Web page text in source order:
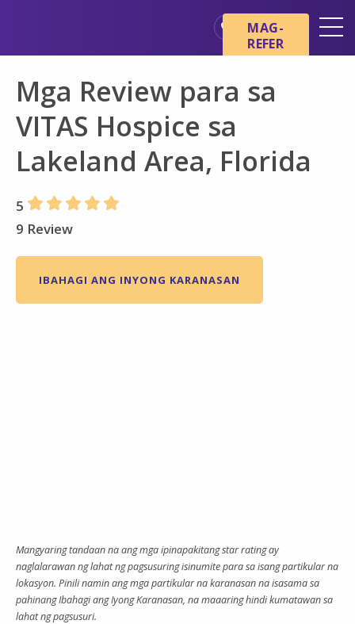
Mga Pangunahing Kaalaman
tungkol sa Hospice
Ang aming mga Serbisyo
Healthcare Professionals
Pamilya at Mga Tagapag-
MAG-
REFER
Mga Review para sa
VITAS Hospice sa
Lakeland Area, Florida
5
9 Review
IBAHAGI ANG INYONG KARANASAN
Mangyaring tandaan na ang mga ipinapakitang star rating ay
naglalarawan ng lahat ng pagsusuring isinumite para sa isang partikular na
lokasyon. Pinili namin ang mga partikular na karanasan na isasama sa
pahinang Ibahagi ang Iyong Karanasan, na maaaring hindi kumatawan sa
lahat ng pagsusuri.